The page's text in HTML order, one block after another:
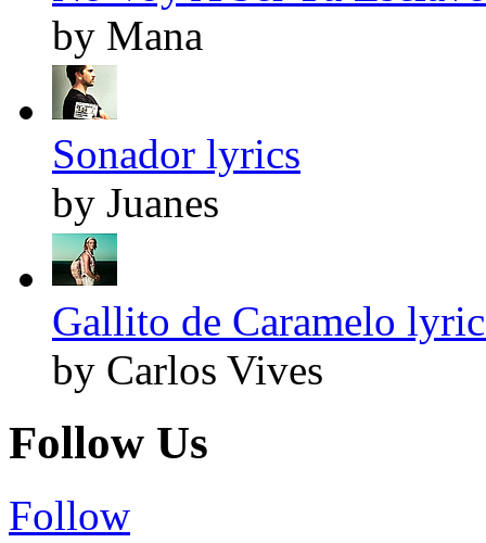
by Mana
Sonador lyrics
by Juanes
Gallito de Caramelo
by Carlos Vives
Follow Us
Follow